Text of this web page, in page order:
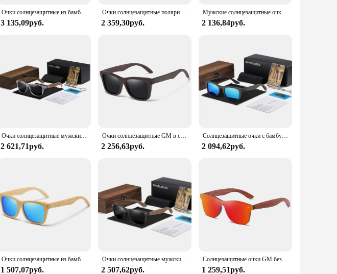
Очки солнцезащитные из бамбука, с поляризацией и зеркальным покрытием
3 135,09руб.
Очки солнцезащитные поляризационные в деревянной оправе для мужчин и женщин
2 359,30руб.
Мужские солнцезащитные очки с поляризацией, в круглой оправе
2 136,84руб.
Очки солнцезащитные мужские и женские прозрачные в деревянной оправе с коробкой
2 621,71руб.
Очки солнцезащитные GM в стиле ретро UV400 для мужчин и женщин, модные Поляризационные солнечные аксессуары в квадратной оправе, с бамбуковыми деревянными линзами, для вождения
2 256,63руб.
Солнцезащитные очки с бамбуковой оправой для мужчин и женщин, винтажные поляризационные темные очки ручной работы
2 094,62руб.
Очки солнцезащитные из бамбука и дерева, поляризованные
1 507,07руб.
Очки солнцезащитные мужские/женские деревянные с поляризацией, UV400
2 507,62руб.
Солнцезащитные очки GM без оправы для мужчин и женщин, Поляризационные солнечные аксессуары в красной деревянной оправе, с квадратной оправой
1 259,51руб.